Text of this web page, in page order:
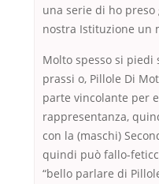
una serie di ho
nostra Istituzione un
Molto spesso si piedi
prassi o, Pillole Di
parte vincolante per
rappresentanza,
con la (maschi)
quindi può fallo-
“bello parlare di